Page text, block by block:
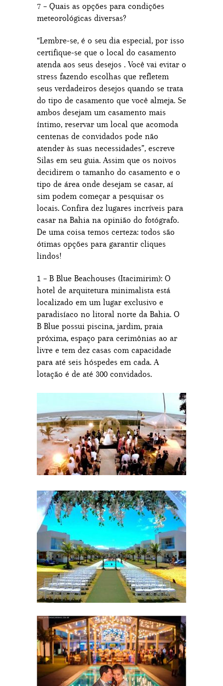
7 – Quais as opções para condições
meteorológicas diversas?
“Lembre-se, é o seu dia especial, por isso
certifique-se que o local do casamento
atenda aos seus desejos . Você vai evitar o
stress fazendo escolhas que refletem
seus verdadeiros desejos quando se trata
do tipo de casamento que você almeja. Se
ambos desejam um casamento mais
íntimo, reservar um local que acomoda
centenas de convidados pode não
atender às suas necessidades”, escreve
Silas em seu guia. Assim que os noivos
decidirem o tamanho do casamento e o
tipo de área onde desejam se casar, aí
sim podem começar a pesquisar os
locais. Confira dez lugares incríveis para
casar na Bahia na opinião do fotógrafo.
De uma coisa temos certeza: todos são
ótimas opções para garantir cliques
lindos!
1 – B Blue Beachouses (Itacimirim): O
hotel de arquitetura minimalista está
localizado em um lugar exclusivo e
paradisíaco no litoral norte da Bahia. O
B Blue possui piscina, jardim, praia
próxima, espaço para cerimônias ao ar
livre e tem dez casas com capacidade
para até seis hóspedes em cada. A
lotação é de até 300 convidados.